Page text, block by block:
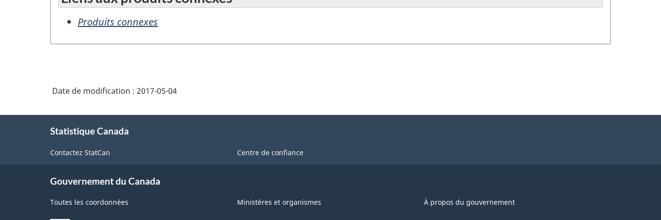
Produits connexes
Date de modification : 2017-05-04
Statistique Canada
Contactez StatCan Centre de confiance
Gouvernement du Canada
Toutes les coordonnées Ministères et organismes À propos du gouvernement